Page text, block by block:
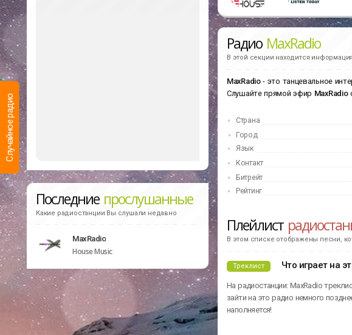
Случайное радио
Последние прослушанные
Какие радиостанции Вы слушали недавно
MaxRadio
House Music
Радио MaxRadio
В этой секции находится информация
MaxRadio- это танцевальное
Слушайте прямой эфир MaxRadio
Страна
Город
Язык
Контакт
Битрейт
Рейтинг
Плейлист
В этом списке отображены песни,
Треклист Что играет на
На радиостанции: MaxRadio
зайти на это радио немного
наполняется!